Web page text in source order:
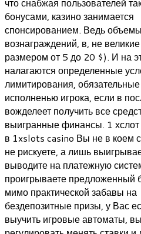
что снабжая пользователей
бонусами, казино занимается
спонсированием. Ведь объемы
вознаграждений, в, не
размером от 5 до 20 $). И на
налагаются определенные
лимитирования, обязательные
исполненью игрока, если в
вожделеет получить все
выигранные финансы. 1 хслот
в 1xslots casino Вы не в коем
не рискуете, а лишь
выводите на платежную
проигрываете предложенный
мимо практической забавы на
бездепозитные призы, у Вас
выучить игровые автоматы,